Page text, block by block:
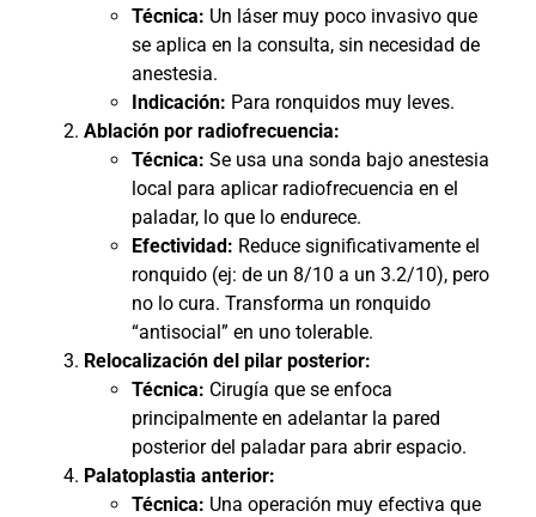
Técnica: Un láser muy poco invasivo que
se aplica en la consulta, sin necesidad de
anestesia.
Indicación: Para ronquidos muy leves.
Ablación por radiofrecuencia:
Técnica: Se usa una sonda bajo anestesia
local para aplicar radiofrecuencia en el
paladar, lo que lo endurece.
Efectividad: Reduce significativamente el
ronquido (ej: de un 8/10 a un 3.2/10), pero
no lo cura. Transforma un ronquido
“antisocial” en uno tolerable.
Relocalización del pilar posterior:
Técnica: Cirugía que se enfoca
principalmente en adelantar la pared
posterior del paladar para abrir espacio.
Palatoplastia anterior:
Técnica: Una operación muy efectiva que